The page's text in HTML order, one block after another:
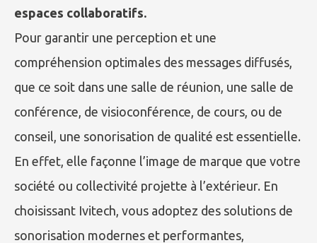
espaces collaboratifs.
Pour garantir une perception et une
compréhension optimales des messages diffusés,
que ce soit dans une salle de réunion, une salle de
conférence, de visioconférence, de cours, ou de
conseil, une sonorisation de qualité est essentielle.
En effet, elle façonne l’image de marque que votre
société ou collectivité projette à l’extérieur. En
choisissant Ivitech, vous adoptez des solutions de
sonorisation modernes et performantes,